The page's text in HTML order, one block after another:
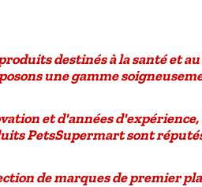
destinés à la santé et
une gamme
et d'années d'expérience
PetsSupermart sont
de marques de premier